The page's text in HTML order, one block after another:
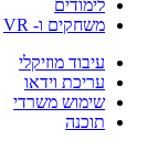
לימודים
משחקים ו- VR
עיבוד מוזיקלי
עריכת וידאו
שימוש משרדי
תוכנה